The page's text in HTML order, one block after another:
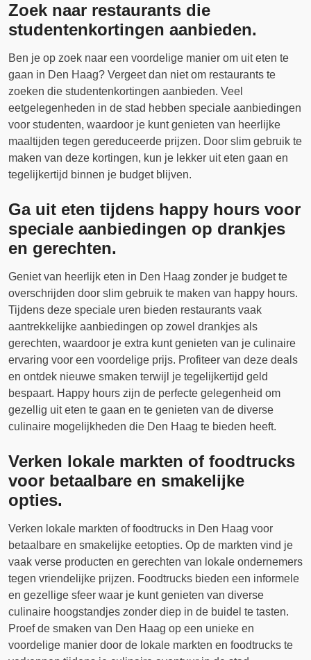
Zoek naar restaurants die
studentenkortingen aanbieden.
Ben je op zoek naar een voordelige manier om uit eten te
gaan in Den Haag? Vergeet dan niet om restaurants te
zoeken die studentenkortingen aanbieden. Veel
eetgelegenheden in de stad hebben speciale aanbiedingen
voor studenten, waardoor je kunt genieten van heerlijke
maaltijden tegen gereduceerde prijzen. Door slim gebruik te
maken van deze kortingen, kun je lekker uit eten gaan en
tegelijkertijd binnen je budget blijven.
Ga uit eten tijdens happy hours voor
speciale aanbiedingen op drankjes
en gerechten.
Geniet van heerlijk eten in Den Haag zonder je budget te
overschrijden door slim gebruik te maken van happy hours.
Tijdens deze speciale uren bieden restaurants vaak
aantrekkelijke aanbiedingen op zowel drankjes als
gerechten, waardoor je extra kunt genieten van je culinaire
ervaring voor een voordelige prijs. Profiteer van deze deals
en ontdek nieuwe smaken terwijl je tegelijkertijd geld
bespaart. Happy hours zijn de perfecte gelegenheid om
gezellig uit eten te gaan en te genieten van de diverse
culinaire mogelijkheden die Den Haag te bieden heeft.
Verken lokale markten of foodtrucks
voor betaalbare en smakelijke
opties.
Verken lokale markten of foodtrucks in Den Haag voor
betaalbare en smakelijke eetopties. Op de markten vind je
vaak verse producten en gerechten van lokale ondernemers
tegen vriendelijke prijzen. Foodtrucks bieden een informele
en gezellige sfeer waar je kunt genieten van diverse
culinaire hoogstandjes zonder diep in de buidel te tasten.
Proef de smaken van Den Haag op een unieke en
voordelige manier door de lokale markten en foodtrucks te